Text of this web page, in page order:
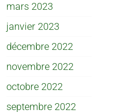
mars 2023
janvier 2023
décembre 2022
novembre 2022
octobre 2022
septembre 2022